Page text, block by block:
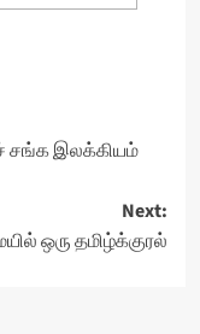
சங்க இலக்கியம்
Next:
ஒரு தமிழ்க்குரல்